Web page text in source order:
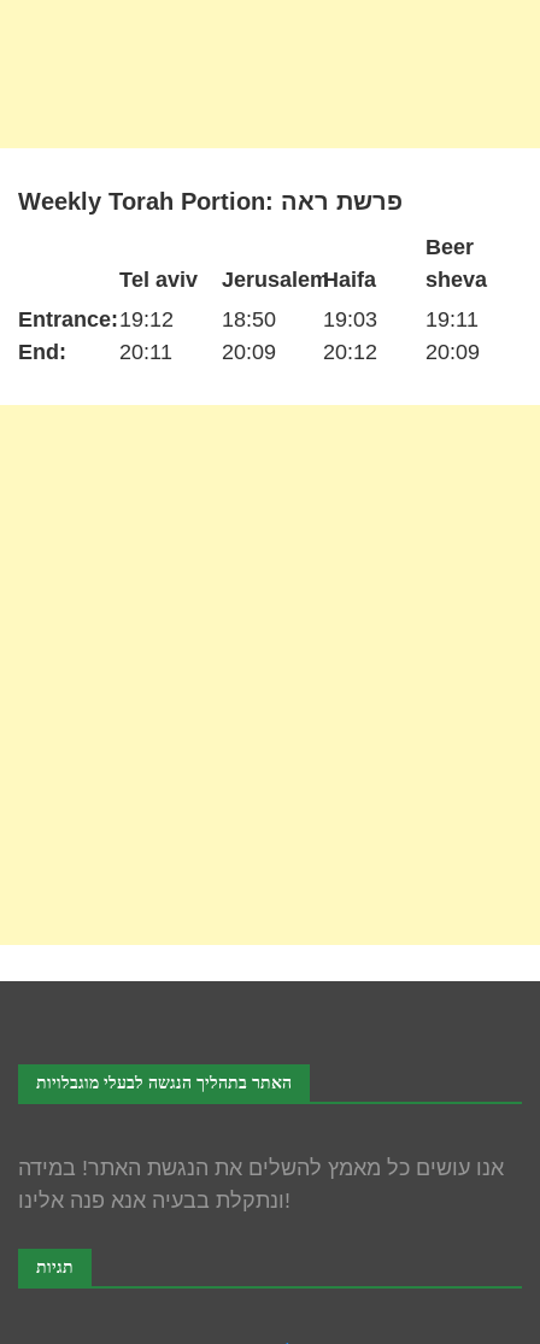
Weekly Torah Portion: פרשת ראה
Entrance:
End:
Tel aviv
19:12
20:11
Jerusalem
18:50
20:09
Haifa
19:03
20:12
Beer
sheva
19:11
20:09
האתר בתהליך הנגשה לבעלי מוגבלויות
אנו עושים כל מאמץ להשלים את הנגשת האתר! במידה
ונתקלת בבעיה אנא פנה אלינו!
תגיות